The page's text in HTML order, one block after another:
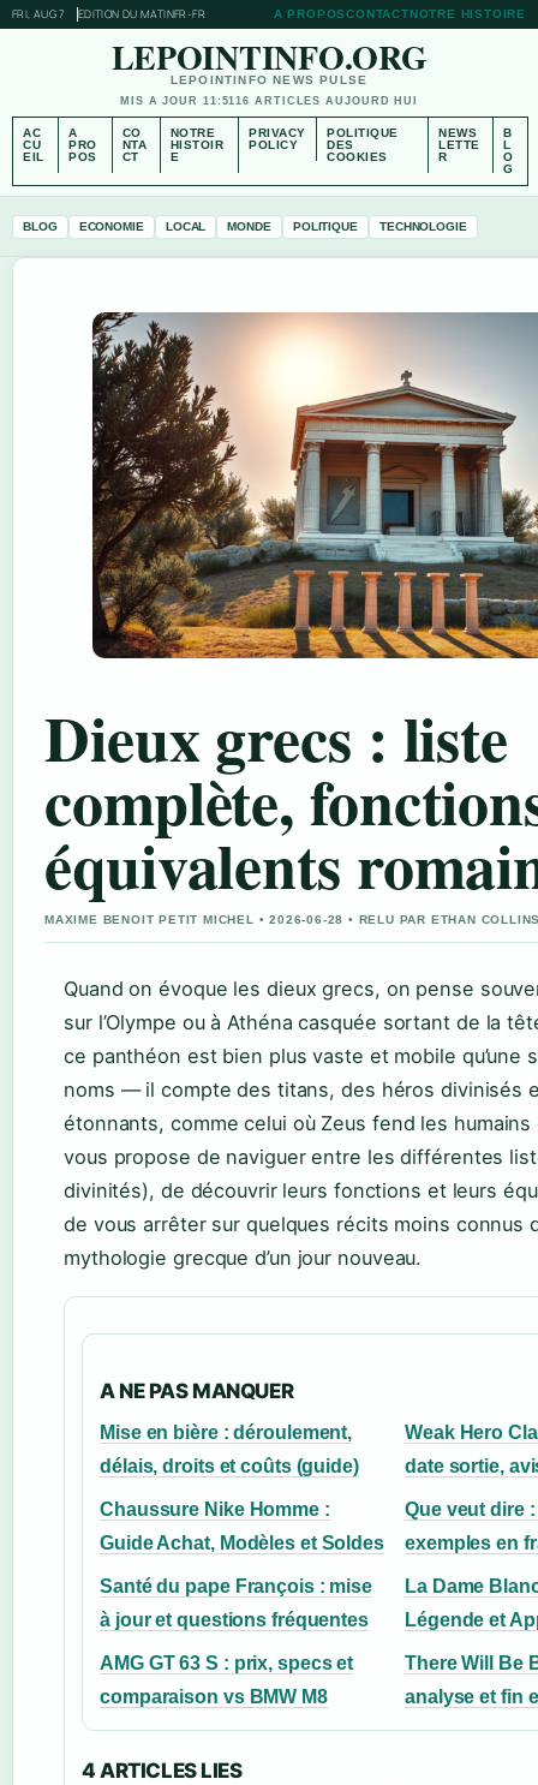
FRI, AUG 7 EDITION DU MATINFR-FR A PROPOSCONTACTNOTRE HISTOIRE
LEPOINTINFO.ORG
LEPOINTINFO NEWS PULSE
MIS A JOUR 11:5116 ARTICLES AUJOURD HUI
AC
CU
EIL
A
PRO
POS
CO
NTA
CT
NOTRE
HISTOIR
E
PRIVACY
POLICY
POLITIQUE
DES
COOKIES
NEWS
LETTE
R
B
L
O
G
BLOG ECONOMIE LOCAL MONDE POLITIQUE TECHNOLOGIE
Dieux grecs : liste
complète,
équivalents
MAXIME BENOIT PETIT MICHEL • 2026-06-28 • RELU PAR ETHAN
Quand on évoque les dieux grecs, on pense
sur l’Olympe ou à Athéna casquée sortant de la
ce panthéon est bien plus vaste et mobile qu’une
noms — il compte des titans, des héros divinisés
étonnants, comme celui où Zeus fend les
vous propose de naviguer entre les différentes
divinités), de découvrir leurs fonctions et leurs
de vous arrêter sur quelques récits moins connus
mythologie grecque d’un jour nouveau.
A NE PAS MANQUER
Mise en bière : déroulement,
délais, droits et coûts (guide)
Weak Hero
date sortie,
Chaussure Nike Homme :
Guide Achat, Modèles et Soldes
Que veut dire
exemples en
Santé du pape François : mise
à jour et questions fréquentes
La Dame
Légende et
AMG GT 63 S : prix, specs et
comparaison vs BMW M8
There Will Be
analyse et fin
4 ARTICLES LIES